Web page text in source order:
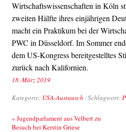
Wirtschaftswissenschaften in Köln
zweiten Hälfte ihres einjährigen
macht ein Praktikum bei der
PWC in Düsseldorf. Im Sommer
dem US-Kongress bereitgestelltes
zurück nach Kalifornien.
18. März 2019
Kategorie: USA-Austausch · Schlagwort:
Beitrags-Navigation
« Jugendparlament aus Velbert zu
Besuch bei Kerstin Griese